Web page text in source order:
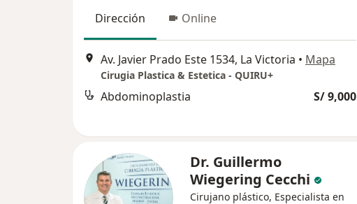
Dirección Online
Av. Javier Prado Este 1534, La Victoria • Mapa
Cirugia Plastica & Estetica - QUIRU+
Abdominoplastia S/ 9,000
Dr. Guillermo
Wiegering Cecchi
Cirujano plástico, Especialista en